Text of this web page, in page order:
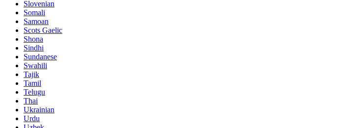
Slovenian
Somali
Samoan
Scots Gaelic
Shona
Sindhi
Sundanese
Swahili
Tajik
Tamil
Telugu
Thai
Ukrainian
Urdu